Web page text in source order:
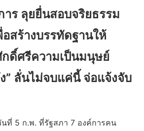
ร ลุยยื่นสอบจริยธรรม
อสร้างบรรทัดฐานให้
ดิ์ศรีความเป็นมนุษย์
” ลั่นไม่จบแค่นี้ จ่อแจ้งจับ
นที่ 5 ก.พ. ที่รัฐสภา 7 องค์การคน